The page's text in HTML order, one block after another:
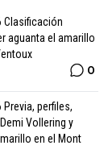
Clasificación
aguanta el amarillo
0
Previa, perfiles,
Vollering y
en el Mont